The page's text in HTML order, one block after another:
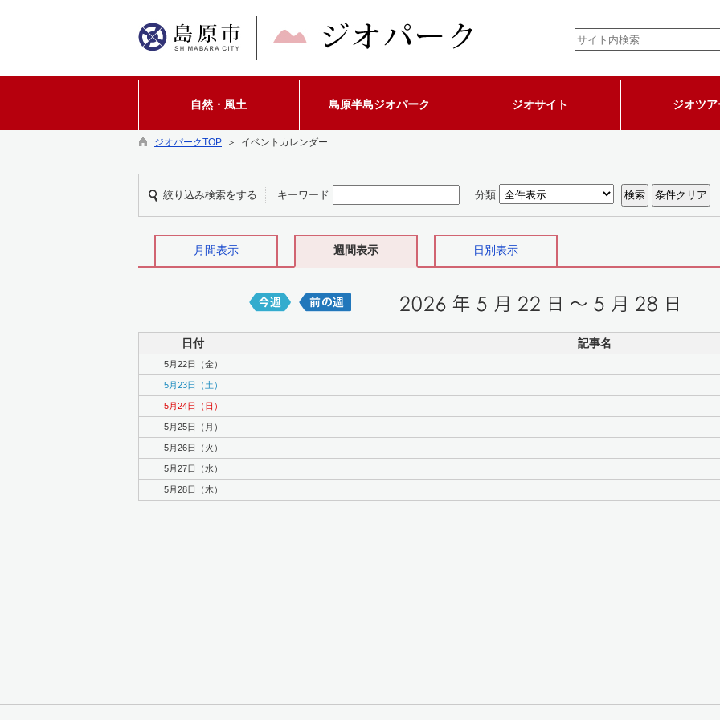
自然・風土 島原半島ジオパーク ジオサイト ジオツア
ジオパークTOP ＞ イベントカレンダー
絞り込み検索をする キーワード 分類
月間表示 週間表示 日別表示
日付 記事名
5月22日（金）
5月23日（土）
5月24日（日）
5月25日（月）
5月26日（火）
5月27日（水）
5月28日（木）